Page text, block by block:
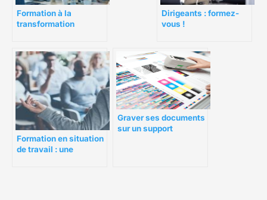
Formation à la
transformation
Dirigeants : formez-
vous !
Formation en situation
de travail : une
Graver ses documents
sur un support